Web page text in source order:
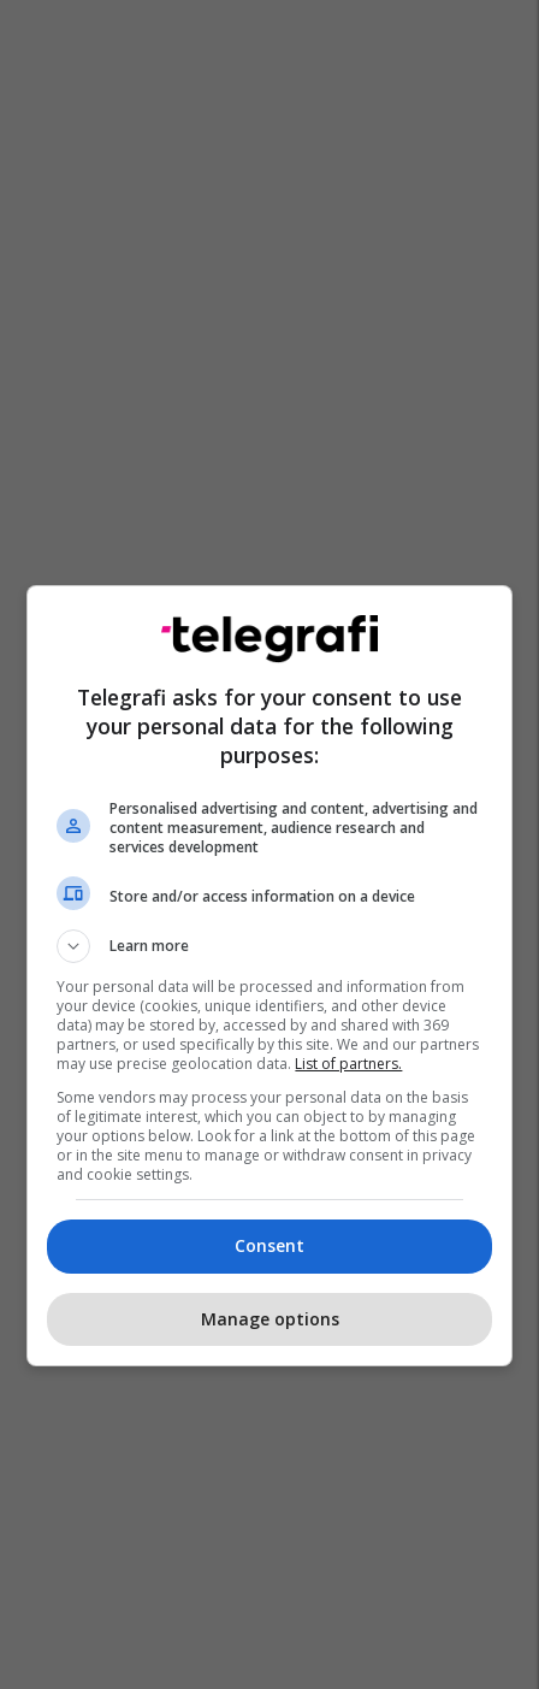
Telegrafi asks for your consent to use
your personal data for the following
purposes:
Personalised advertising and content, advertising and
content measurement, audience research and
services development
Store and/or access information on a device
Learn more
Your personal data will be processed and information from
your device (cookies, unique identifiers, and other device
data) may be stored by, accessed by and shared with 369
partners, or used specifically by this site. We and our partners
may use precise geolocation data. List of partners.
Some vendors may process your personal data on the basis
of legitimate interest, which you can object to by managing
your options below. Look for a link at the bottom of this page
or in the site menu to manage or withdraw consent in privacy
and cookie settings.
Consent
Manage options